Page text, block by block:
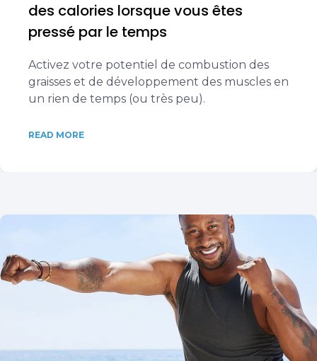
des calories lorsque vous êtes
pressé par le temps
Activez votre potentiel de combustion des
graisses et de développement des muscles en
un rien de temps (ou très peu).
READ MORE